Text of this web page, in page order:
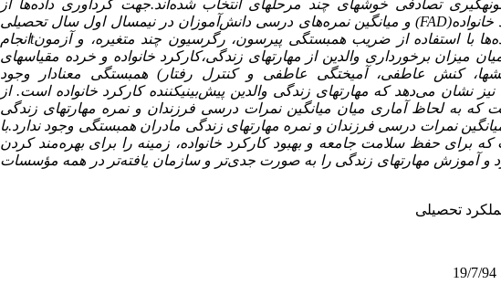
تصادفی خوشه­ای چند مرحله­ای انتخاب شده‌اند.جهت گردآوری داده‌ها از
(FAD)و میانگین نمره‌‌های درسی دانش‌آموزان در نیمسال اول سال تحصیلی
tانجام
میزان برخورداری والدین از مهارتهای زندگی،کارکرد خانواده و خرده مقیاسهای
کنش عاطفی، آمیختگی عاطفی و کنترل رفتار) همبستگی معنادار وجود
نشان می‌دهد که مهارتهای زندگی والدین پیش‌بینیکننده کارکرد خانواده است. از
که به لحاظ آماری میان میانگین نمرات درسی فرزندان و نمره مهارتهای زندگی
نمرات درسی فرزندان و نمره مهارتهای زندگی مادران همبستگی وجود ندارد.با
برای حفظ سلامت جامعه و بهبود کارکرد خانواده، زمینه را برای بهره‌مند کردن
و آموزش مهارتهای زندگی را به صورت جدی‌تر و سازمان یافته‌تر در همه مؤسسات
تحصیلی